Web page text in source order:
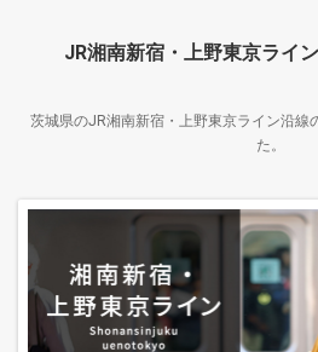
JR湘南新宿・上野東京ライ
茨城県のJR湘南新宿・上野東京ライン沿線
た。